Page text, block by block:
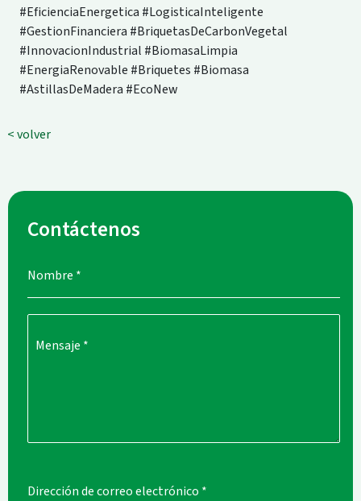
#EficienciaEnergetica #LogisticaInteligente
#GestionFinanciera #BriquetasDeCarbonVegetal
#InnovacionIndustrial #BiomasaLimpia
#EnergiaRenovable #Briquetes #Biomasa
#AstillasDeMadera #EcoNew
< volver
Contáctenos
Nombre *
Mensaje *
Dirección de correo electrónico *